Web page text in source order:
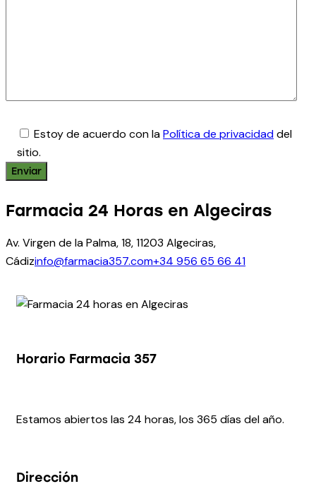
Estoy de acuerdo con laPolítica de privacidaddel
sitio.
Farmacia 24 Horas en Algeciras
Av. Virgen de la Palma, 18, 11203 Algeciras,
Cádizinfo@farmacia357.com+34 956 65 66 41
Horario Farmacia 357
Estamos abiertos las 24 horas, los 365 días del año.
Dirección